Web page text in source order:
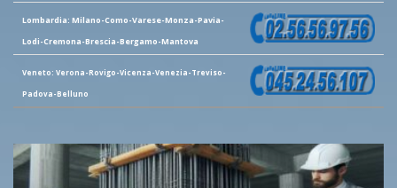
Lombardia: Milano-Como-Varese-Monza-Pavia-
Lodi-Cremona-Brescia-Bergamo-Mantova
Veneto: Verona-Rovigo-Vicenza-Venezia-Treviso-
Padova-Belluno